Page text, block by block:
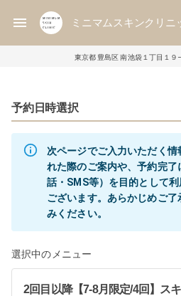
ミニマムスキンクリニ
東京都 豊島区 南池袋１丁目１９
予約日時選択
次ページでご入力いただく情
れた際のご案内や、予約完
話・SMS等）を目的として
ございます。あらかじめご
選択中のメニュー
2回目以降【7-8月限定/4回】ス